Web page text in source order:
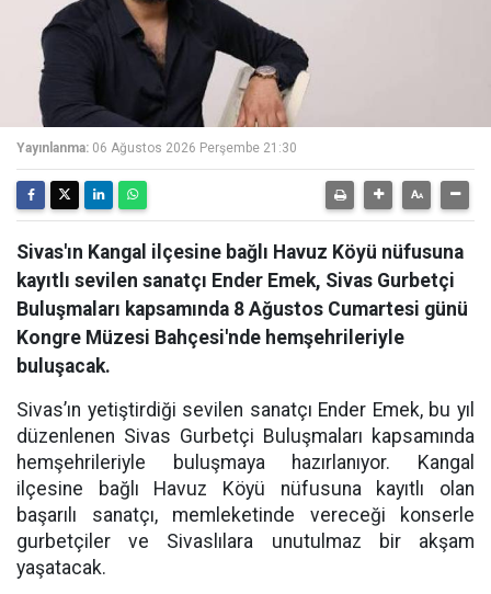
Yayınlanma: 06 Ağustos 2026 Perşembe 21:30
Sivas'ın Kangal ilçesine bağlı Havuz Köyü nüfusuna
kayıtlı sevilen sanatçı Ender Emek, Sivas Gurbetçi
Buluşmaları kapsamında 8 Ağustos Cumartesi günü
Kongre Müzesi Bahçesi'nde hemşehrileriyle
buluşacak.
Sivas’ın yetiştirdiği sevilen sanatçı Ender Emek, bu yıl
düzenlenen Sivas Gurbetçi Buluşmaları kapsamında
hemşehrileriyle buluşmaya hazırlanıyor. Kangal
ilçesine bağlı Havuz Köyü nüfusuna kayıtlı olan
başarılı sanatçı, memleketinde vereceği konserle
gurbetçiler ve Sivaslılara unutulmaz bir akşam
yaşatacak.